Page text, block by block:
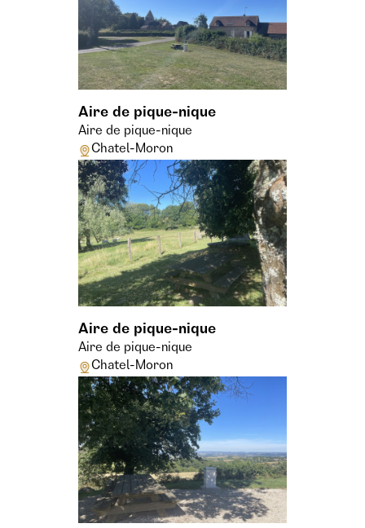
Aire de pique-nique
Aire de pique-nique
Chatel-Moron
Aire de pique-nique
Aire de pique-nique
Chatel-Moron